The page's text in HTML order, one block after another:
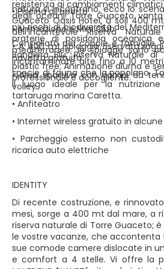
natura si incontrano, ecco lo
Guaceto Oasis Hotel, a soli 400
dell'incantevole Riserva
Consigliato per coppie e famiglie.
Bandiera Blu; Riserva Naturale
plastic free; Animazione diurna e
professionale e accogliente.
resistenza ai cambiamenti
degli oceani. Torre Guaceto
più ricchi di biodiversità del
praterie di posidonia oceanica
mediterranee; le spiagge sono
incontaminate alte fino a 10
specie di fauna che la popolano.
il luogo ideale per la nutrizione
tartaruga marina Caretta.
• Piscina all’aperto
• Animazione e Mini Club
• A 400 mt spiaggia riservata
navetta gratuita
• Area sportiva con campi da
volley
• Anfiteatro
• Internet wireless gratuito in
• Parcheggio esterno non
ricarica auto elettriche
IDENTITY
Di recente costruzione, e
mesi, sorge a 400 mt dal mare, a
riserva naturale di Torre Guaceto;
le vostre vacanze, che accontenta
sue comode camere dislocate in
e comfort a 4 stelle. Vi offre la